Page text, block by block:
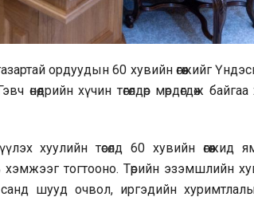
ордуудын 60 хувийн өгөөжийг
хүчин төгөлдөр мөрдөгдөж
хуулийн төсөлд 60 хувийн өгөөжид
хэмжээг тогтооно. Төрийн эзэмшлийн
шууд очвол, иргэдийн